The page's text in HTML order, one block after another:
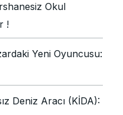
Okul
!
Yeni Oyuncusu:
Deniz Aracı (KİDA):